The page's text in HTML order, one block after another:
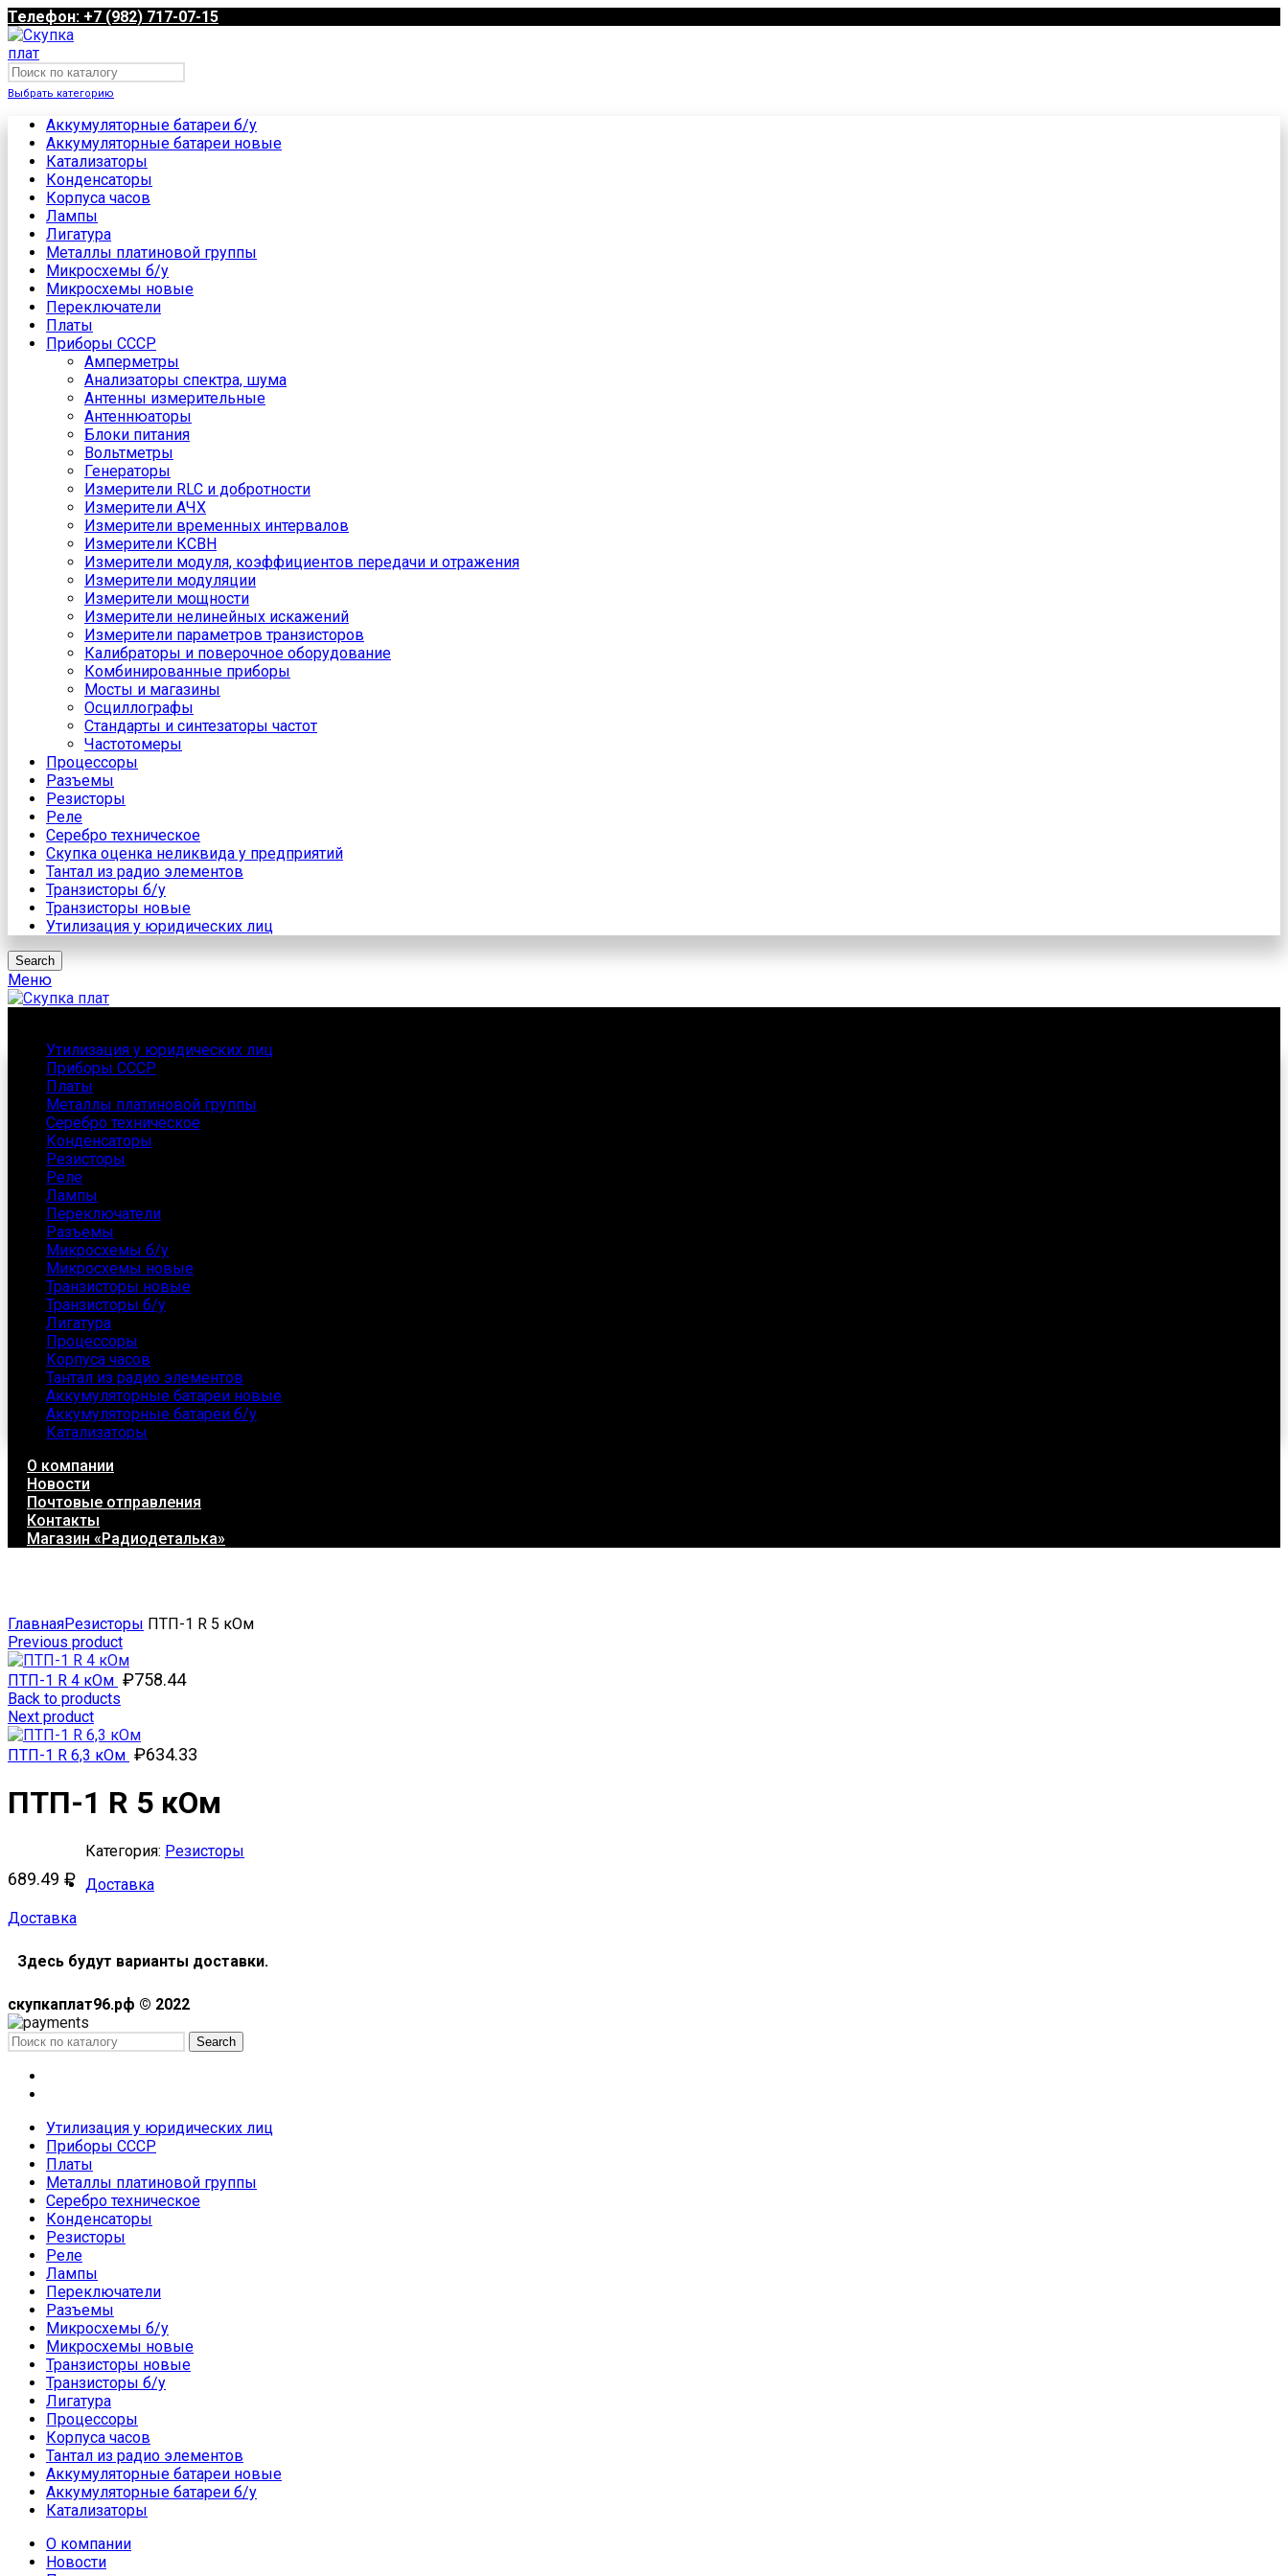
Телефон: +7 (982) 717-07-15
Выбрать категорию
Аккумуляторные батареи б/у
Аккумуляторные батареи новые
Катализаторы
Конденсаторы
Корпуса часов
Лампы
Лигатура
Металлы платиновой группы
Микросхемы б/у
Микросхемы новые
Переключатели
Платы
Приборы СССР
Амперметры
Анализаторы спектра, шума
Антенны измерительные
Антеннюаторы
Блоки питания
Вольтметры
Генераторы
Измерители RLC и добротности
Измерители АЧХ
Измерители временных интервалов
Измерители КСВН
Измерители модуля, коэффициентов передачи и отражения
Измерители модуляции
Измерители мощности
Измерители нелинейных искажений
Измерители параметров транзисторов
Калибраторы и поверочное оборудование
Комбинированные приборы
Мосты и магазины
Осциллографы
Стандарты и синтезаторы частот
Частотомеры
Процессоры
Разъемы
Резисторы
Реле
Серебро техническое
Скупка оценка неликвида у предприятий
Тантал из радио элементов
Транзисторы б/у
Транзисторы новые
Утилизация у юридических лиц
Search
Меню
Утилизация у юридических лиц
Приборы СССР
Платы
Металлы платиновой группы
Серебро техническое
Конденсаторы
Резисторы
Реле
Лампы
Переключатели
Разъемы
Микросхемы б/у
Микросхемы новые
Транзисторы новые
Транзисторы б/у
Лигатура
Процессоры
Корпуса часов
Тантал из радио элементов
Аккумуляторные батареи новые
Аккумуляторные батареи б/у
Катализаторы
О компании
Новости
Почтовые отправления
Контакты
Магазин «Радиодеталька»
ГлавнаяРезисторы ПТП-1 R 5 кОм
Previous product
ПТП-1 R 4 кОм ₽758.44
Back to products
Next product
ПТП-1 R 6,3 кОм ₽634.33
ПТП-1 R 5 кОм
₽
689.49
Категория: Резисторы
Доставка
Доставка
Здесь будут варианты доставки.
скупкаплат96.рф © 2022
Search
Утилизация у юридических лиц
Приборы СССР
Платы
Металлы платиновой группы
Серебро техническое
Конденсаторы
Резисторы
Реле
Лампы
Переключатели
Разъемы
Микросхемы б/у
Микросхемы новые
Транзисторы новые
Транзисторы б/у
Лигатура
Процессоры
Корпуса часов
Тантал из радио элементов
Аккумуляторные батареи новые
Аккумуляторные батареи б/у
Катализаторы
О компании
Новости